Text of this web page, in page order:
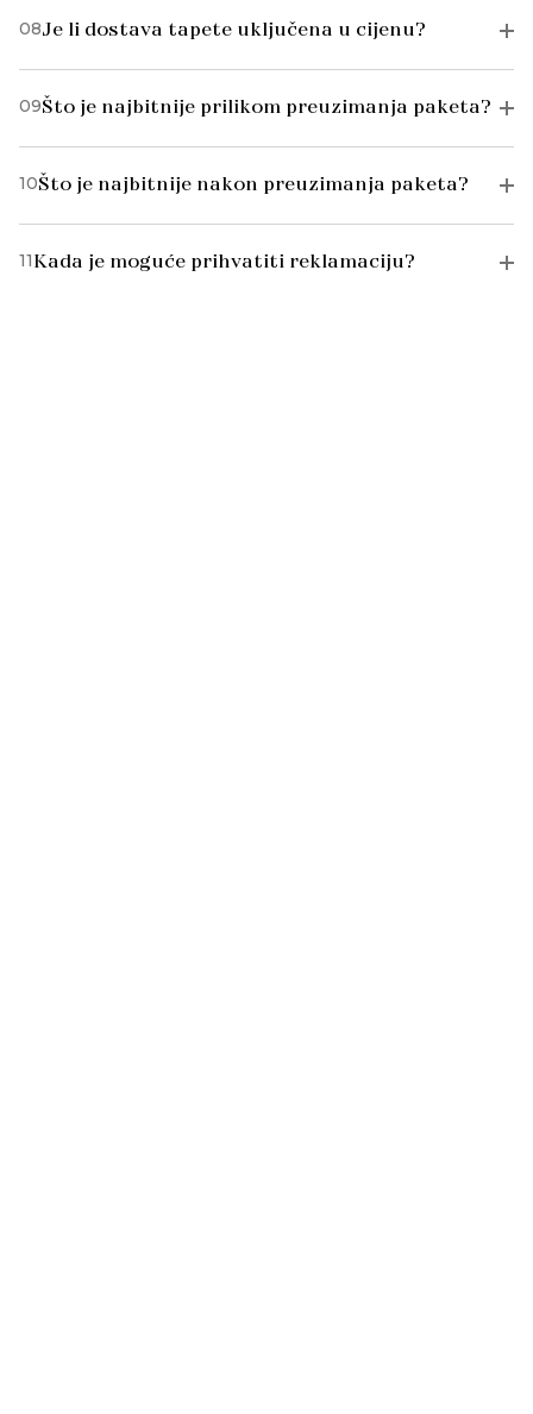
08Je li dostava tapete uključena u cijenu?
09Što je najbitnije prilikom preuzimanja paketa?
10Što je najbitnije nakon preuzimanja paketa?
11Kada je moguće prihvatiti reklamaciju?